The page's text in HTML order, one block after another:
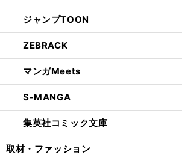
ジャンプTOON
ZEBRACK
マンガMeets
S-MANGA
集英社コミック文庫
取材・ファッション